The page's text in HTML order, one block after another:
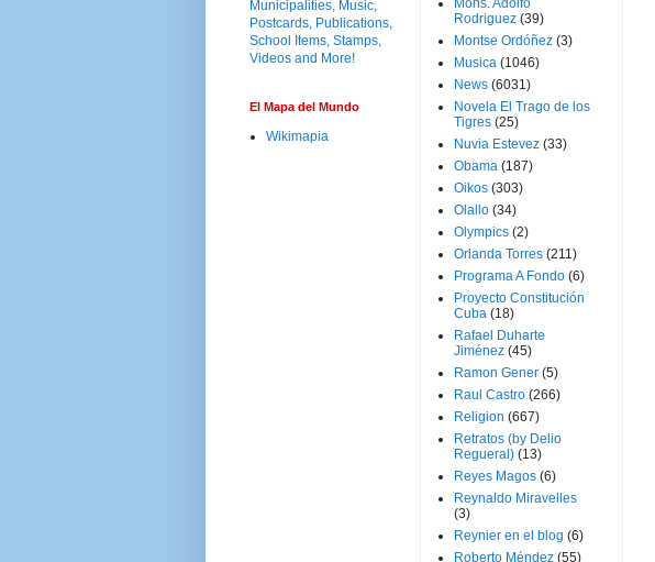
El Mapa del Mundo
Wikimapia
Mons. Adolfo
Rodriguez (39)
Montse Ordóñez (3)
Musica (1046)
News (6031)
Novela El Trago de los
Tigres (25)
Nuvia Estevez (33)
Obama (187)
Oikos (303)
Olallo (34)
Olympics (2)
Orlanda Torres (211)
Programa A Fondo (6)
Proyecto Constitución
Cuba (18)
Rafael Duharte
Jiménez (45)
Ramon Gener (5)
Raul Castro (266)
Religion (667)
Retratos (by Delio
Regueral) (13)
Reyes Magos (6)
Reynaldo Miravelles
(3)
Reynier en el blog (6)
Roberto Méndez (55)